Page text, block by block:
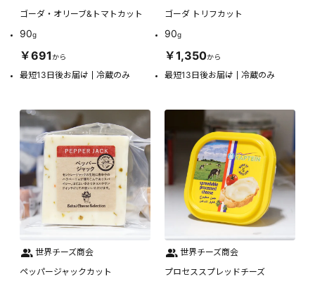
ゴーダ・オリーブ&トマトカット
90g
￥691から
最短13日後お届け 冷蔵のみ
ゴーダ トリフカット
90g
￥1,350から
最短13日後お届け 冷蔵のみ
世界チーズ商会
ペッパージャックカット
世界チーズ商会
プロセススプレッドチーズ